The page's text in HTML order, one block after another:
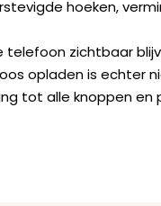
hoeken,
telefoon zichtbaar
opladen is echter
tot alle knoppen en